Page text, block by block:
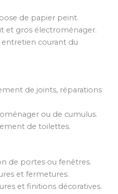
de papier peint.
et gros électroménager.
entretien courant du
de joints, réparations
ou de cumulus.
de toilettes.
de portes ou fenêtres.
et fermetures.
et finitions décoratives.